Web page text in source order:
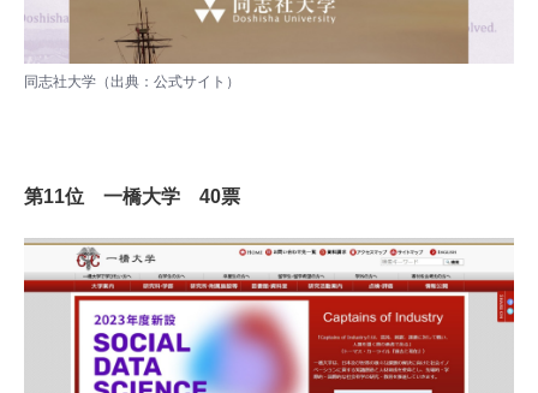
同志社大学（出典： 公式サイト ）
第11位 一橋大学 40票